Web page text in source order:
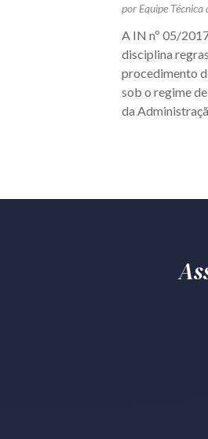
por Equipe Técnica
A IN nº 05/
disciplina
procedimento
sob o regime
da